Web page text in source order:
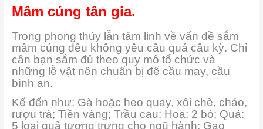
Mâm cúng tân gia.
Trong phong thủy lẫn tâm linh về vấn đề sắm
mâm cúng đều không yêu cầu quá cầu kỳ. Chỉ
cần bạn sắm đủ theo quy mô tổ chức và
những lễ vật nên chuẩn bị để cầu may, cầu
bình an.
Kể đến như: Gà hoặc heo quay, xôi chè, cháo,
rượu trà; Tiền vàng; Trầu cau; Hoa: 2 bó; Quả:
5 loại quả tượng trưng cho ngũ hành; Gạo